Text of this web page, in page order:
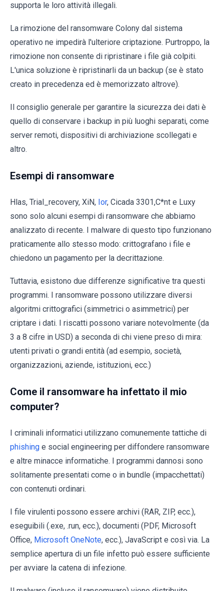
supporta le loro attività illegali.
La rimozione del ransomware Colony dal sistema
operativo ne impedirà l'ulteriore criptazione. Purtroppo, la
rimozione non consente di ripristinare i file già colpiti.
L'unica soluzione è ripristinarli da un backup (se è stato
creato in precedenza ed è memorizzato altrove).
Il consiglio generale per garantire la sicurezza dei dati è
quello di conservare i backup in più luoghi separati, come
server remoti, dispositivi di archiviazione scollegati e
altro.
Esempi di ransomware
Hlas, Trial_recovery, XiN, Ior, Cicada 3301,C*nt e Luxy
sono solo alcuni esempi di ransomware che abbiamo
analizzato di recente. I malware di questo tipo funzionano
praticamente allo stesso modo: crittografano i file e
chiedono un pagamento per la decrittazione.
Tuttavia, esistono due differenze significative tra questi
programmi. I ransomware possono utilizzare diversi
algoritmi crittografici (simmetrici o asimmetrici) per
criptare i dati. I riscatti possono variare notevolmente (da
3 a 8 cifre in USD) a seconda di chi viene preso di mira:
utenti privati o grandi entità (ad esempio, società,
organizzazioni, aziende, istituzioni, ecc.)
Come il ransomware ha infettato il mio
computer?
I criminali informatici utilizzano comunemente tattiche di
phishing e social engineering per diffondere ransomware
e altre minacce informatiche. I programmi dannosi sono
solitamente presentati come o in bundle (impacchettati)
con contenuti ordinari.
I file virulenti possono essere archivi (RAR, ZIP, ecc.),
eseguibili (.exe, .run, ecc.), documenti (PDF, Microsoft
Office, Microsoft OneNote, ecc.), JavaScript e così via. La
semplice apertura di un file infetto può essere sufficiente
per avviare la catena di infezione.